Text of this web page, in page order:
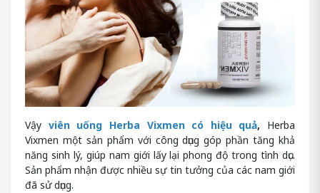
Vậy viên uống Herba Vixmen có hiệu quả, Herba
Vixmen một sản phẩm với công dụng góp phần tăng khả
năng sinh lý, giúp nam giới lấy lại phong độ trong tình dục.
Sản phẩm nhận được nhiều sự tin tưởng của các nam giới
đã sử dụng.